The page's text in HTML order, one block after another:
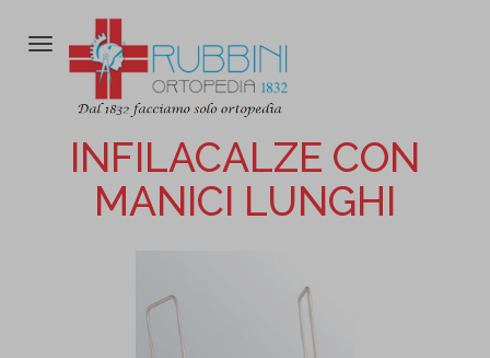
Attiva/disattiva
INFILACALZE CON
MANICI LUNGHI